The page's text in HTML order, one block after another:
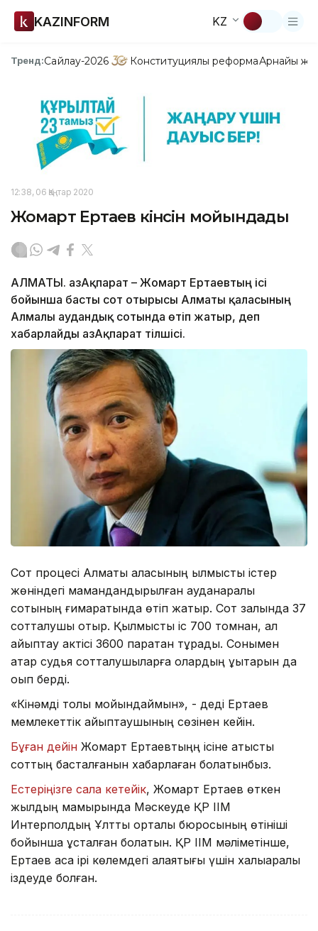
KAZINFORM KZ
Тренд:Сайлау-2026 Конституциялық реформаАрнайы
12:38, 06 Қаңтар 2020
Жомарт Ертаев кінәсін мойындады
АЛМАТЫ. ҚазАқпарат – Жомарт Ертаевтың ісі
бойынша басты сот отырысы Алматы қаласының
Алмалы аудандық сотында өтіп жатыр, деп
хабарлайды ҚазАқпарат тілшісі.
Сот процесі Алматы қаласының қылмыстық істер
жөніндегі мамандандырылған ауданаралық
сотының ғимаратында өтіп жатыр. Сот залында 37
сотталушы отыр. Қылмыстық іс 700 томнан, ал
айыптау актісі 3600 парақтан тұрады. Сонымен
қатар судья сотталушыларға олардың құқықтарын да
оқып берді.
«Кінәмді толық мойындаймын», - деді Ертаев
мемлекеттік айыптаушының сөзінен кейін.
Бұған дейін Жомарт Ертаевтыңң ісіне қатысты
соттың басталғанын хабарлаған болатынбыз.
Естеріңізге сала кетейік, Жомарт Ертаев өткен
жылдың мамырында Мәскеуде ҚР ІІМ
Интерполдың Ұлттық орталық бюросының өтініші
бойынша ұсталған болатын. ҚР ІІМ мәліметінше,
Ертаев аса ірі көлемдегі алаяқтығы үшін халықаралық
іздеуде болған.